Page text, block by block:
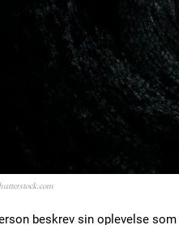
beskrev sin oplevelse